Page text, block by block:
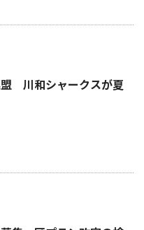
川和シャークスが夏